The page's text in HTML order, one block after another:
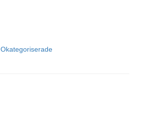
Okategoriserade